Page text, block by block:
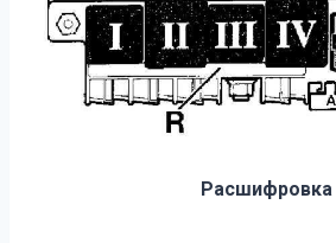
Расшифровка